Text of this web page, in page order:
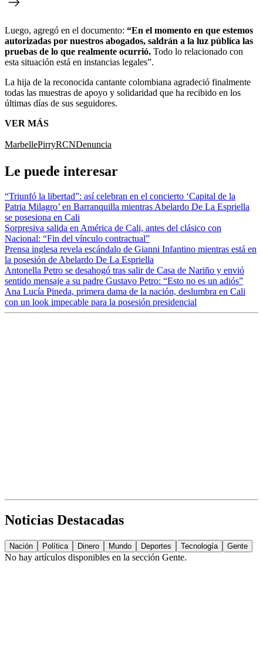
Luego, agregó en el documento: “En el momento en que estemos
autorizadas por nuestros abogados, saldrán a la luz pública las
pruebas de lo que realmente ocurrió. Todo lo relacionado con
esta situación está en instancias legales”.
La hija de la reconocida cantante colombiana agradeció finalmente
todas las muestras de apoyo y solidaridad que ha recibido en los
últimas días de sus seguidores.
VER MÁS
MarbellePirryRCNDenuncia
Le puede interesar
“Triunfó la libertad”: así celebran en el concierto ‘Capital de la
Patria Milagro’ en Barranquilla mientras Abelardo De La Espriella
se posesiona en Cali
Sorpresiva salida en América de Cali, antes del clásico con
Nacional: “Fin del vínculo contractual”
Prensa inglesa revela escándalo de Gianni Infantino mientras está en
la posesión de Abelardo De La Espriella
Antonella Petro se desahogó tras salir de Casa de Nariño y envió
sentido mensaje a su padre Gustavo Petro: “Esto no es un adiós”
Ana Lucía Pineda, primera dama de la nación, deslumbra en Cali
con un look impecable para la posesión presidencial
Noticias Destacadas
Nación Política Dinero Mundo Deportes Tecnología Gente
No hay artículos disponibles en la sección Gente.